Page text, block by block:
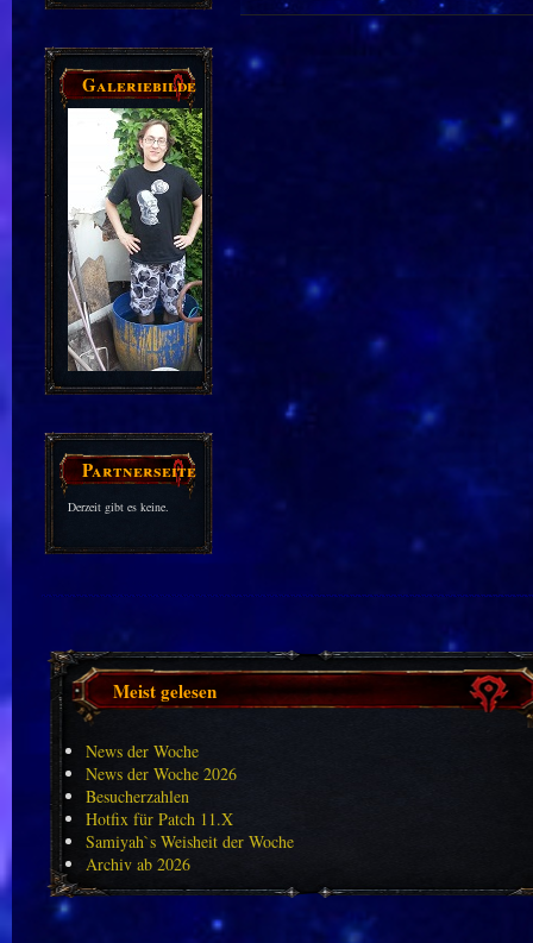
Galeriebilder
Partnerseiten
Derzeit gibt es keine.
Meist gelesen
News der Woche
News der Woche 2026
Besucherzahlen
Hotfix für Patch 11.X
Samiyah`s Weisheit der Woche
Archiv ab 2026